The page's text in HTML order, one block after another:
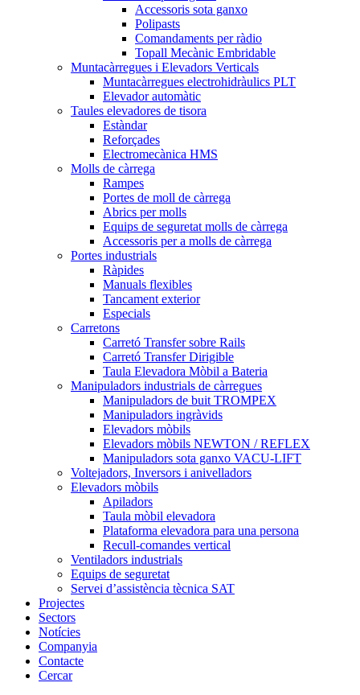
Accessoris sota ganxo
Polipasts
Comandaments per ràdio
Topall Mecànic Embridable
Muntacàrregues i Elevadors Verticals
Muntacàrregues electrohidràulics PLT
Elevador automàtic
Taules elevadores de tisora
Estàndar
Reforçades
Electromecànica HMS
Molls de càrrega
Rampes
Portes de moll de càrrega
Abrics per molls
Equips de seguretat molls de càrrega
Accessoris per a molls de càrrega
Portes industrials
Ràpides
Manuals flexibles
Tancament exterior
Especials
Carretons
Carretó Transfer sobre Rails
Carretó Transfer Dirigible
Taula Elevadora Mòbil a Bateria
Manipuladors industrials de càrregues
Manipuladors de buit TROMPEX
Manipuladors ingràvids
Elevadors mòbils
Elevadors mòbils NEWTON / REFLEX
Manipuladors sota ganxo VACU-LIFT
Voltejadors, Inversors i anivelladors
Elevadors mòbils
Apiladors
Taula mòbil elevadora
Plataforma elevadora para una persona
Recull-comandes vertical
Ventiladors industrials
Equips de seguretat
Servei d’assistència tècnica SAT
Projectes
Sectors
Notícies
Companyia
Contacte
Cercar